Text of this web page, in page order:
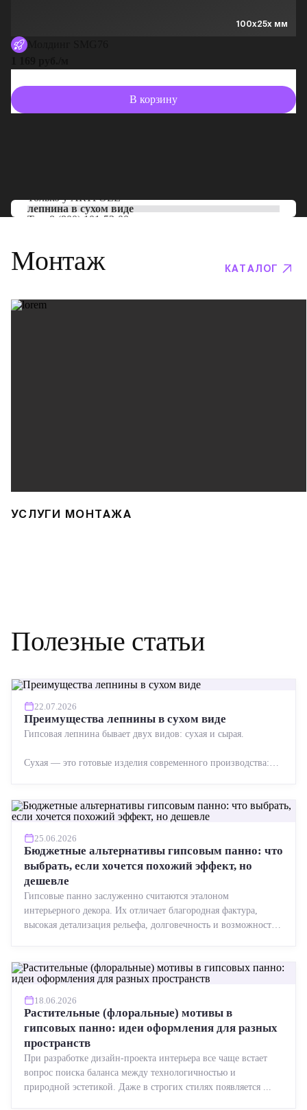
100x25x мм
В корзину
Только уARTPOLE
лепнина в сухом виде
Тел: 8 (800) 101-53-00
Монтаж КАТАЛОГ
УСЛУГИ МОНТАЖА
Полезные статьи
22.07.2026
Преимущества лепнины в сухом виде
Гипсовая лепнина бывает двух видов: сухая и сырая.
Сухая — это готовые изделия современного производства:
25.06.2026
Бюджетные альтернативы гипсовым панно: что
выбрать, если хочется похожий эффект, но
дешевле
Гипсовые панно заслуженно считаются эталоном
интерьерного декора. Их отличает благородная фактура,
высокая детализация рельефа, долговечность и возможность
18.06.2026
Растительные (флоральные) мотивы в
гипсовых панно: идеи оформления для разных
пространств
При разработке дизайн-проекта интерьера все чаще встает
вопрос поиска баланса между технологичностью и
природной эстетикой. Даже в строгих стилях появляется ...